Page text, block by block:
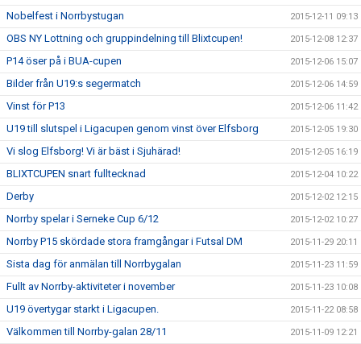
Nobelfest i Norrbystugan 2015-12-11 09:13
OBS NY Lottning och gruppindelning till Blixtcupen! 2015-12-08 12:37
P14 öser på i BUA-cupen 2015-12-06 15:07
Bilder från U19:s segermatch 2015-12-06 14:59
Vinst för P13 2015-12-06 11:42
U19 till slutspel i Ligacupen genom vinst över Elfsborg 2015-12-05 19:30
Vi slog Elfsborg! Vi är bäst i Sjuhärad! 2015-12-05 16:19
BLIXTCUPEN snart fulltecknad 2015-12-04 10:22
Derby 2015-12-02 12:15
Norrby spelar i Serneke Cup 6/12 2015-12-02 10:27
Norrby P15 skördade stora framgångar i Futsal DM 2015-11-29 20:11
Sista dag för anmälan till Norrbygalan 2015-11-23 11:59
Fullt av Norrby-aktiviteter i november 2015-11-23 10:08
U19 övertygar starkt i Ligacupen. 2015-11-22 08:58
Välkommen till Norrby-galan 28/11 2015-11-09 12:21